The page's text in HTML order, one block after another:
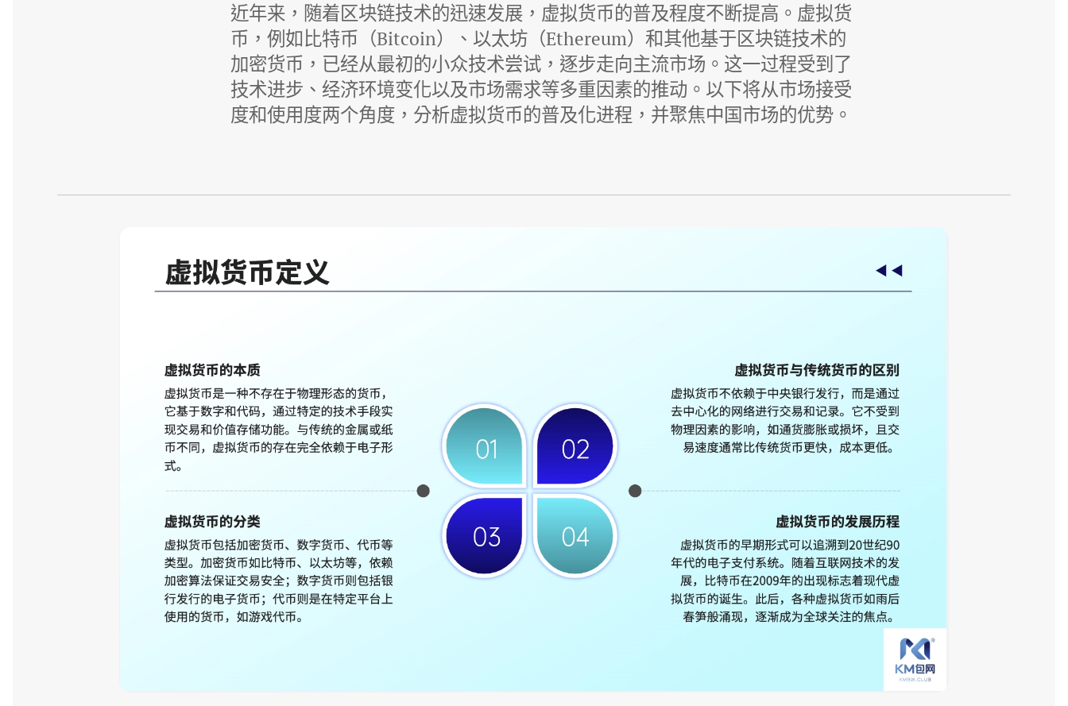
近年来，随着区块链技术的迅速发展，虚拟货币的普及程度不断提高。虚拟货
币，例如比特币（Bitcoin）、以太坊（Ethereum）和其他基于区块链技术的
加密货币，已经从最初的小众技术尝试，逐步走向主流市场。这一过程受到了
技术进步、经济环境变化以及市场需求等多重因素的推动。以下将从市场接受
度和使用度两个角度，分析虚拟货币的普及化进程，并聚焦中国市场的优势。